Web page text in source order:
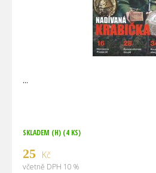
SKLADEM (H) (4 KS)
25 Kč
včetně DPH 10 %